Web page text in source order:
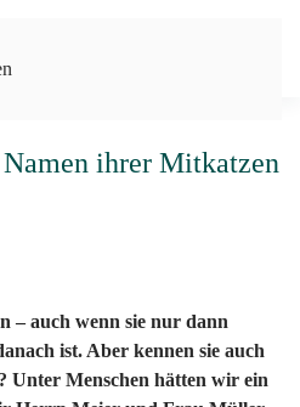
ihrer Mitkatzen
– auch wenn sie nur dann
ist. Aber kennen sie auch
Unter Menschen hätten wir ein